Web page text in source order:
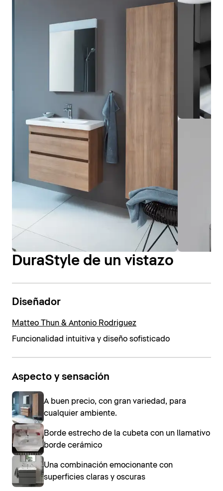
DuraStyle de un vistazo
Diseñador
Matteo Thun & Antonio Rodriguez
Funcionalidad intuitiva y diseño sofisticado
Aspecto y sensación
A buen precio, con gran variedad, para
cualquier ambiente.
Borde estrecho de la cubeta con un llamativo
borde cerámico
Una combinación emocionante con
superficies claras y oscuras